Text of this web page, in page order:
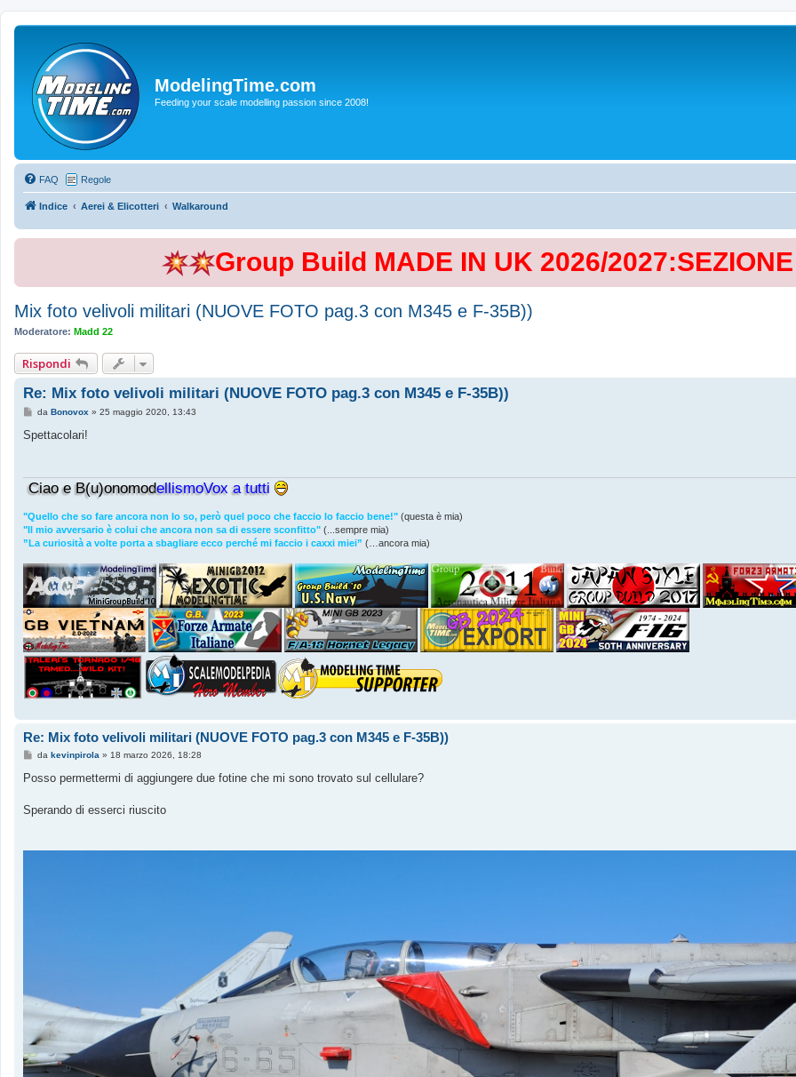
ModelingTime.com
Feeding your scale modelling passion since 2008!
FAQ Regole
Indice Aerei & Elicotteri Walkaround
Group Build MADE IN UK 2026/
Mix foto velivoli militari (NUOVE FOTO pag.3 con M345 e F-35B))
Moderatore: Madd 22
Rispondi
Re: Mix foto velivoli militari (NUOVE FOTO pag.3 con M345 e F-35B))
M
s
i
o
da Bonovox » 25 maggio 2020, 13:43
Spettacolari!
Ciao e B(u)onomodellismoVox a tutti
"Quello che so fare ancora non lo so, però quel poco che faccio lo faccio bene!" (questa è mia)
"Il mio avversario è colui che ancora non sa di essere sconfitto" (...sempre mia)
”La curiosità a volte porta a sbagliare ecco perché mi faccio i caxxi miei” (…ancora mia)
Re: Mix foto velivoli militari (NUOVE FOTO pag.3 con M345 e F-35B))
M
s
g
da kevinpirola » 18 marzo 2026, 18:28
Posso permettermi di aggiungere due fotine che mi sono trovato sul cellulare?
Sperando di esserci riuscito